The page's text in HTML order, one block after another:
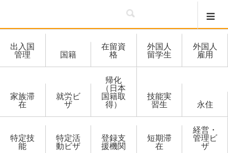
出入国
管理 国籍
在留資
格
外国人
留学生
外国人
雇用
家族滞
在
就労ビ
ザ
帰化
（日本
国籍取
得）
技能実
習生 永住
特定技
能
特定活
動ビザ
登録支
援機関
短期滞
在
経営・
管理ビ
ザ